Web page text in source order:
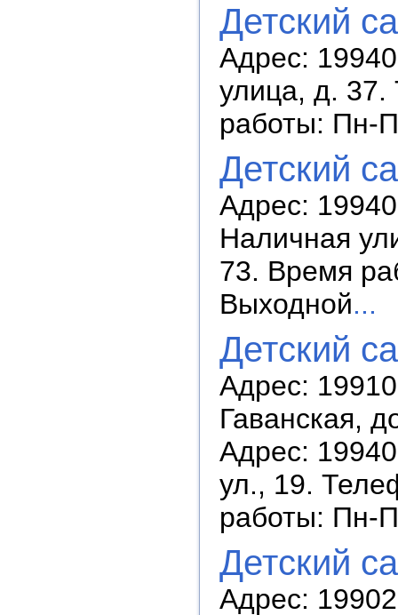
Детский
Адрес:
улица, д.
работы: Пн-
Детский
Адрес:
Наличная
73. Время
Выходной...
Детский
Адрес:
Гаванская,
Адрес:
ул., 19.
работы: Пн-
Детский
Адрес: